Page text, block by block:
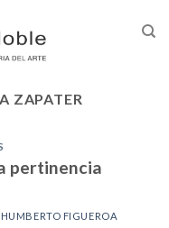
ZAPATER
pertinencia
HUMBERTO FIGUEROA